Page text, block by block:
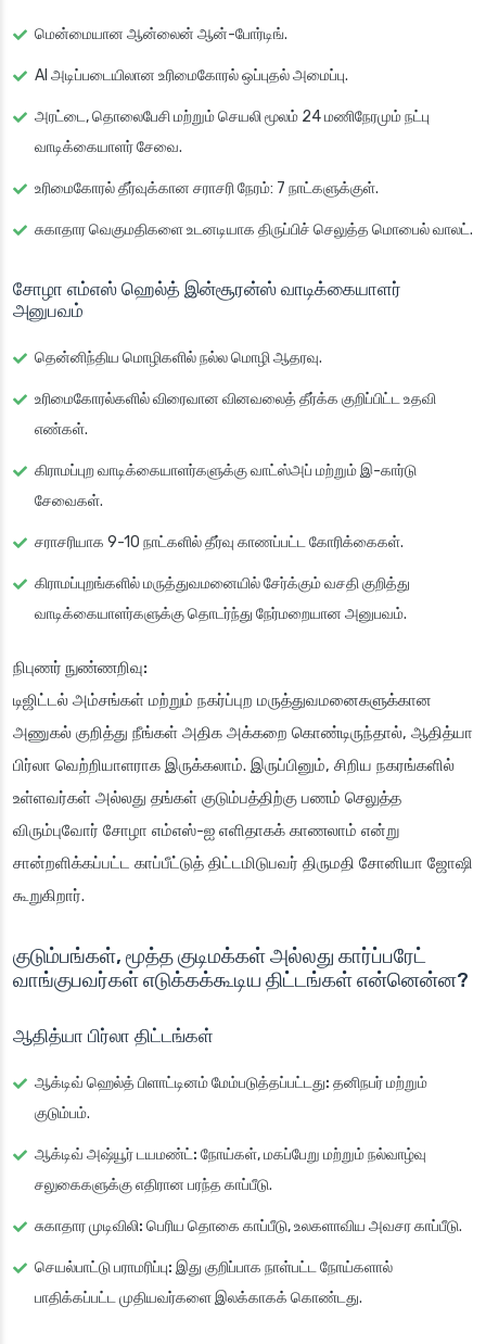
மென்மையான ஆன்லைன் ஆன்-போர்டிங்.
AI அடிப்படையிலான உரிமைகோரல் ஒப்புதல் அமைப்பு.
அரட்டை, தொலைபேசி மற்றும் செயலி மூலம் 24 மணிநேரமும் நட்பு
வாடிக்கையாளர் சேவை.
உரிமைகோரல் தீர்வுக்கான சராசரி நேரம்: 7 நாட்களுக்குள்.
சுகாதார வெகுமதிகளை உடனடியாக திருப்பிச் செலுத்த மொபைல் வாலட்.
சோழா எம்எஸ் ஹெல்த் இன்சூரன்ஸ் வாடிக்கையாளர்
அனுபவம்
தென்னிந்திய மொழிகளில் நல்ல மொழி ஆதரவு.
உரிமைகோரல்களில் விரைவான வினவலைத் தீர்க்க குறிப்பிட்ட உதவி
எண்கள்.
கிராமப்புற வாடிக்கையாளர்களுக்கு வாட்ஸ்அப் மற்றும் இ-கார்டு
சேவைகள்.
சராசரியாக 9-10 நாட்களில் தீர்வு காணப்பட்ட கோரிக்கைகள்.
கிராமப்புறங்களில் மருத்துவமனையில் சேர்க்கும் வசதி குறித்து
வாடிக்கையாளர்களுக்கு தொடர்ந்து நேர்மறையான அனுபவம்.
நிபுணர் நுண்ணறிவு:
டிஜிட்டல் அம்சங்கள் மற்றும் நகர்ப்புற மருத்துவமனைகளுக்கான
அணுகல் குறித்து நீங்கள் அதிக அக்கறை கொண்டிருந்தால், ஆதித்யா
பிர்லா வெற்றியாளராக இருக்கலாம். இருப்பினும், சிறிய நகரங்களில்
உள்ளவர்கள் அல்லது தங்கள் குடும்பத்திற்கு பணம் செலுத்த
விரும்புவோர் சோழா எம்எஸ்-ஐ எளிதாகக் காணலாம் என்று
சான்றளிக்கப்பட்ட காப்பீட்டுத் திட்டமிடுபவர் திருமதி சோனியா ஜோஷி
கூறுகிறார்.
குடும்பங்கள், மூத்த குடிமக்கள் அல்லது கார்ப்பரேட்
வாங்குபவர்கள் எடுக்கக்கூடிய திட்டங்கள் என்னென்ன?
ஆதித்யா பிர்லா திட்டங்கள்
ஆக்டிவ் ஹெல்த் பிளாட்டினம் மேம்படுத்தப்பட்டது: தனிநபர் மற்றும்
குடும்பம்.
ஆக்டிவ் அஷ்யூர் டயமண்ட்: நோய்கள், மகப்பேறு மற்றும் நல்வாழ்வு
சலுகைகளுக்கு எதிரான பரந்த காப்பீடு.
சுகாதார முடிவிலி: பெரிய தொகை காப்பீடு, உலகளாவிய அவசர காப்பீடு.
செயல்பாட்டு பராமரிப்பு: இது குறிப்பாக நாள்பட்ட நோய்களால்
பாதிக்கப்பட்ட முதியவர்களை இலக்காகக் கொண்டது.